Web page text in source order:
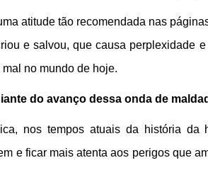
atitude tão recomendada nas
e salvou, que causa perplexidade
no mundo de hoje.
do avanço dessa onda de
nos tempos atuais da história
e ficar mais atenta aos perigos que